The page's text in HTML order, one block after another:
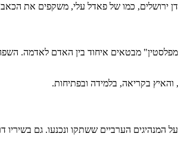
ירושלים, כמו של פאדל עלי, משקפים את הכאב
מבטאים איחוד בין האדם לאדמה.
הערביים ששתקו ונכנעו. גם בשיריו